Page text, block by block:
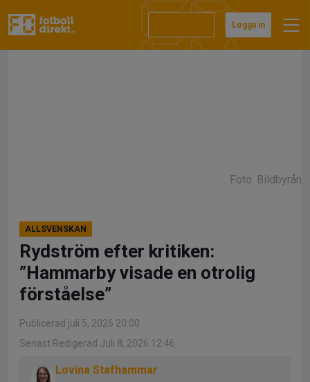
till
Logga in
Foto: Bildbyrån
ALLSVENSKAN
Rydström efter kritiken:
”Hammarby visade en otrolig
förståelse”
Publicerad juli 5, 2026 20:00
Senast Redigerad Juli 8, 2026 12:46
Lovina Stafhammar